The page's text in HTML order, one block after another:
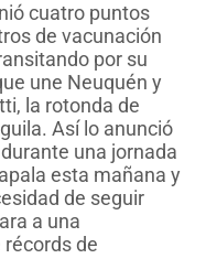
cuatro puntos
de vacunación
por su
une Neuquén y
la rotonda de
Así lo anunció
una jornada
esta mañana y
de seguir
a una
de